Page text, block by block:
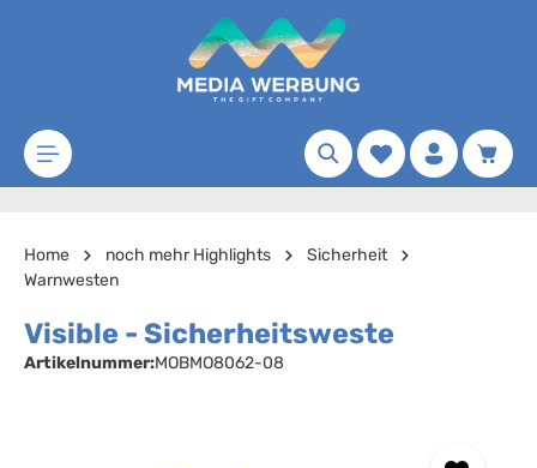
Zum Hauptinhalt springen
Merkzettel
Home noch mehr Highlights
Sicherheit
Warnwesten
Visible - Sicherheitsweste
Artikelnummer:MOBMO8062-08